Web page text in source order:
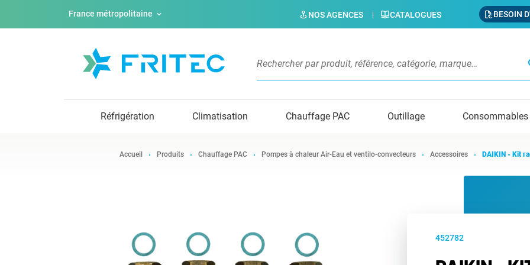
France métropolitaine NOS AGENCES CATALOGUES BESOIN
Réfrigération Climatisation Chauffage PAC Outillage Consommables
Accueil Produits Chauffage PAC Pompes à chaleur Air-Eau et ventilo-convecteurs Accessoires DAIKIN - Kit
452782